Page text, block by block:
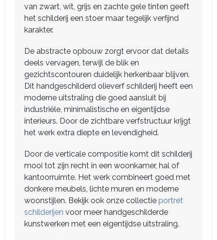
van zwart, wit, grijs en zachte gele tinten geeft
het schilderij een stoer maar tegelijk verfijnd
karakter.
De abstracte opbouw zorgt ervoor dat details
deels vervagen, terwijl de blik en
gezichtscontouren duidelijk herkenbaar blijven.
Dit handgeschilderd olieverf schilderij heeft een
moderne uitstraling die goed aansluit bij
industriële, minimalistische en eigentijdse
interieurs. Door de zichtbare verfstructuur krijgt
het werk extra diepte en levendigheid.
Door de verticale compositie komt dit schilderij
mooi tot zijn recht in een woonkamer, hal of
kantoorruimte. Het werk combineert goed met
donkere meubels, lichte muren en moderne
woonstijlen. Bekijk ook onze collectie portret
schilderijen voor meer handgeschilderde
kunstwerken met een eigentijdse uitstraling.